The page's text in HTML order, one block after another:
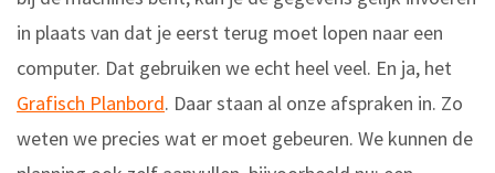
in plaats van dat je eerst terug moet lopen naar een
computer. Dat gebruiken we echt heel veel. En ja, het
Grafisch Planbord. Daar staan al onze afspraken in. Zo
weten we precies wat er moet gebeuren. We kunnen de